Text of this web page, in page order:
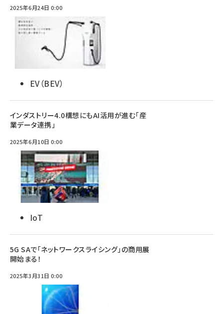
2025年6月24日 0:00
EV（BEV）
インダストリー4.0構想にもAI活用が進む「産
業データ連携」
2025年6月10日 0:00
IoT
5G SAで「ネットワークスライシング」の商用展
開始まる！
2025年3月31日 0:00